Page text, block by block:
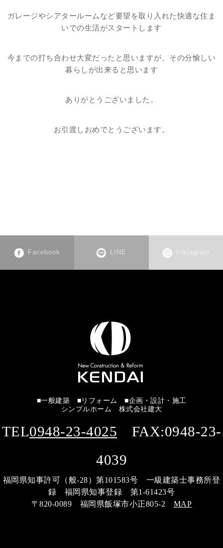
ガレージやシアタールームなど要望を取り入れた快適な住ま
いでの生活がスタートします
今までの打ち合わせ大変だったと思いますが、その分愉しい
暮らしが出来ると思います
ありがとうございました。
お引渡しおめでとうございます。
Facebook LINE Instagram
■一般建築 ■リフォーム ■企画・設計・施工
シンプルホーム 株式会社建大
TEL0948-23-4025 FAX:0948-23-
4039
福岡県知事許可（般-28）第101583号 一級建築士事務所登
録 福岡県知事登録 第1-61423号
〒820-0089 福岡県飯塚市小正805-2 MAP